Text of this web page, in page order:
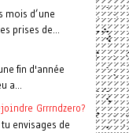
mois d’une
prises de...
fin d'année
a...
Grrrndzero?
envisages de